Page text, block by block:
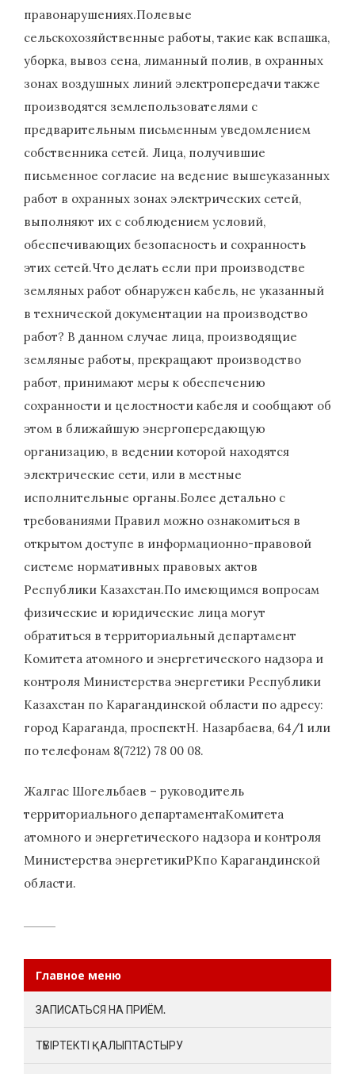
правонарушениях.Полевые
сельскохозяйственные работы, такие как вспашка,
уборка, вывоз сена, лиманный полив, в охранных
зонах воздушных линий электропередачи также
производятся землепользователями с
предварительным письменным уведомлением
собственника сетей. Лица, получившие
письменное согласие на ведение вышеуказанных
работ в охранных зонах электрических сетей,
выполняют их с соблюдением условий,
обеспечивающих безопасность и сохранность
этих сетей.Что делать если при производстве
земляных работ обнаружен кабель, не указанный
в технической документации на производство
работ? В данном случае лица, производящие
земляные работы, прекращают производство
работ, принимают меры к обеспечению
сохранности и целостности кабеля и сообщают об
этом в ближайшую энергопередающую
организацию, в ведении которой находятся
электрические сети, или в местные
исполнительные органы.Более детально с
требованиями Правил можно ознакомиться в
открытом доступе в информационно-правовой
системе нормативных правовых актов
Республики Казахстан.По имеющимся вопросам
физические и юридические лица могут
обратиться в территориальный департамент
Комитета атомного и энергетического надзора и
контроля Министерства энергетики Республики
Казахстан по Карагандинской области по адресу:
город Караганда, проспектН. Назарбаева, 64/1 или
по телефонам 8(7212) 78 00 08.
Жалгас Шогельбаев – руководитель
территориального департаментаКомитета
атомного и энергетического надзора и контроля
Министерства энергетикиРКпо Карагандинской
области.
Главное меню
ЗАПИСАТЬСЯ НА ПРИЁМ.
ТҮБІРТЕКТІ ҚАЛЫПТАСТЫРУ